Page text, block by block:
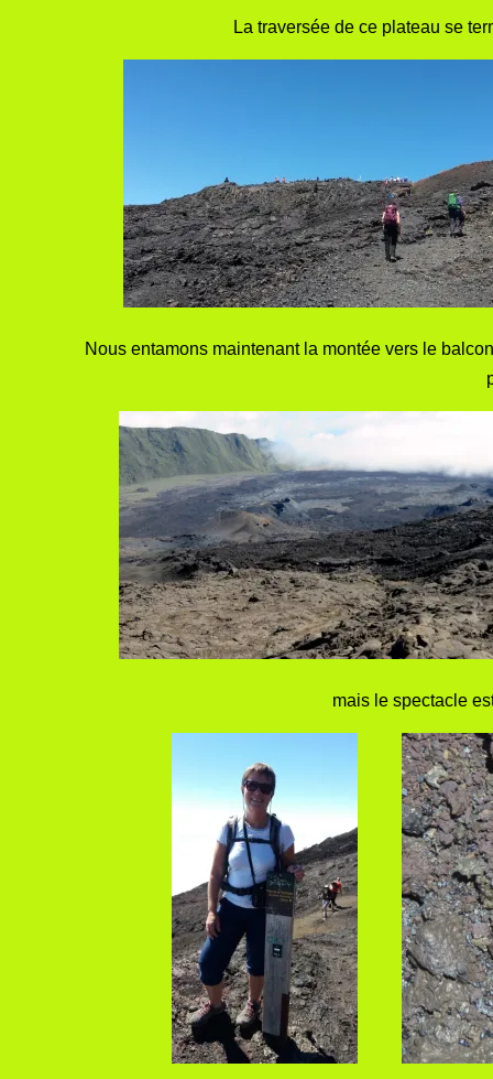
La traversée de ce plateau se
Nous entamons maintenant la montée vers le
mais le spectacle